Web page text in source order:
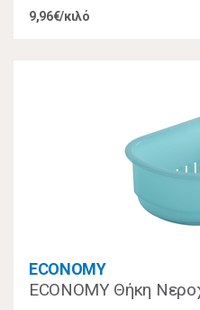
9,96€/κιλό
ECONOMY
ECONOMY Θήκη